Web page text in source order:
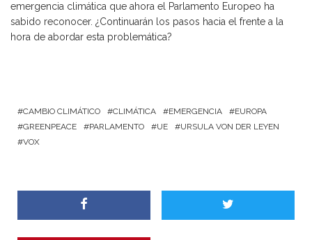
emergencia climática que ahora el Parlamento Europeo ha
sabido reconocer. ¿Continuarán los pasos hacia el frente a la
hora de abordar esta problemática?
CAMBIO CLIMÁTICO CLIMÁTICA EMERGENCIA
EUROPA
GREENPEACE
PARLAMENTO UE
URSULA VON DER LEYEN
VOX